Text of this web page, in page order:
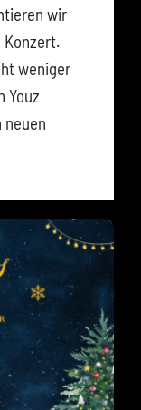
wir
Konzert.
weniger
Youz
neuen